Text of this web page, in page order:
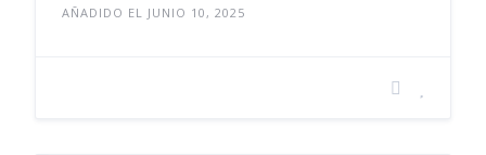
AÑADIDO EL JUNIO 10, 2025